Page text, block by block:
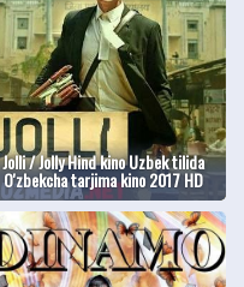
Jolli / Jolly Hind kino Uzbek tilida
O'zbekcha tarjima kino 2017 HD